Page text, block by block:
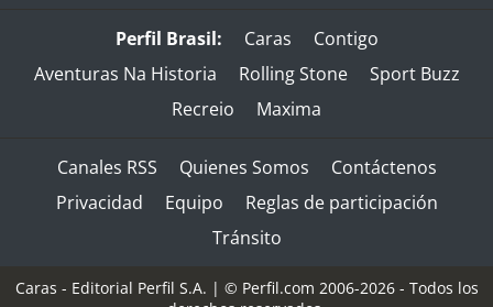
Perfil Brasil: Caras
Contigo
Aventuras Na Historia
Rolling Stone
Sport Buzz
Recreio
Maxima
Canales RSS Quienes Somos
Contáctenos
Privacidad
Equipo
Reglas de participación
Tránsito
Caras - Editorial Perfil S.A. | © Perfil.com 2006-2026 - Todos los